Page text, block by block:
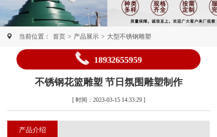
当前位置： 首页 > 产品展示 > 大型不锈钢雕塑
18932655959
不锈钢花篮雕塑 节日氛围雕塑制作
[ 时间：2023-03-15 14:33:29 ]
产品介绍